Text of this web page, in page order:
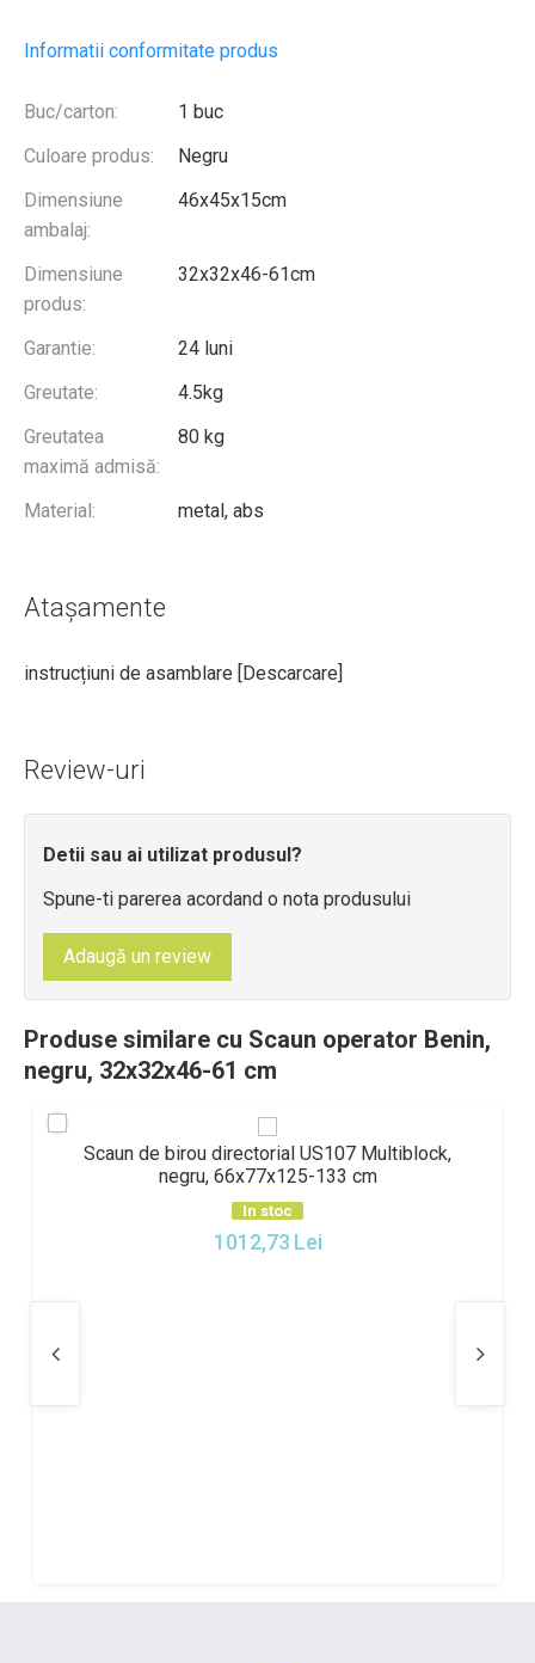
Informatii conformitate produs
Buc/carton:
1 buc
Culoare produs:
Negru
Dimensiune
ambalaj:
46x45x15cm
Dimensiune
produs:
32x32x46-61cm
Garantie:
24 luni
Greutate:
4.5kg
Greutatea
maximă admisă:
80 kg
Material: metal, abs
Atașamente
instrucțiuni de asamblare [Descarcare]
Review-uri
Detii sau ai utilizat produsul?
Spune-ti parerea acordand o nota produsului
Adaugă un review
Produse similare cu Scaun operator Benin,
negru, 32x32x46-61 cm
Scaun de birou directorial US107 Multiblock,
negru, 66x77x125-133 cm
In stoc
1012,73 Lei